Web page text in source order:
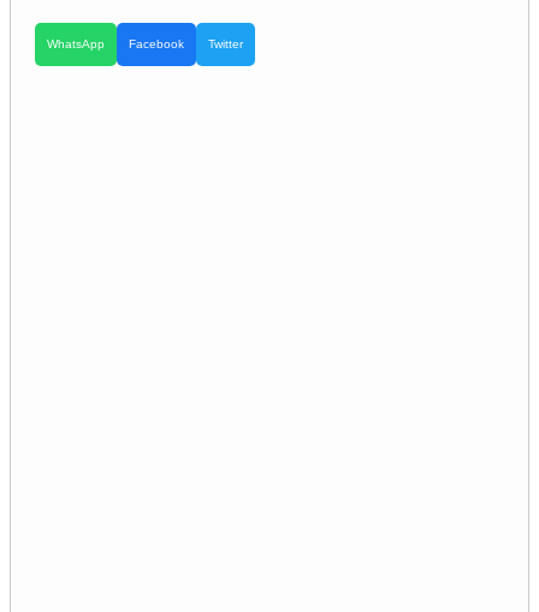
WhatsApp Facebook Twitter